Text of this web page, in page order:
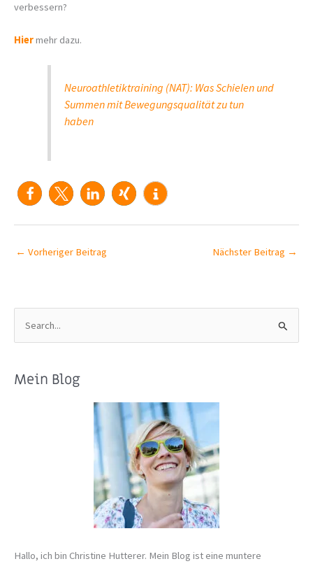
verbessern?
Hiermehr dazu.
Neuroathletiktraining (NAT): Was Schielen und
Summen mit Bewegungsqualität zu tun
haben
← Vorheriger Beitrag Nächster Beitrag →
h
Mein Blog
Hallo, ich bin Christine Hutterer. Mein Blog ist eine muntere